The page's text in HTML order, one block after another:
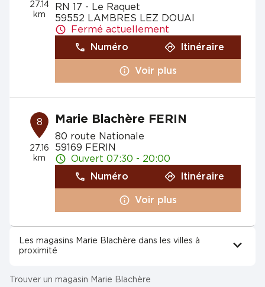
27.14
km
RN 17 - Le Raquet
59552 LAMBRES LEZ DOUAI
Fermé actuellement
Numéro
Itinéraire
Voir plus
8
27.16
km
Marie Blachère FERIN
80 route Nationale
59169 FERIN
Ouvert 07:30 - 20:00
Numéro
Itinéraire
Voir plus
Les magasins Marie Blachère dans les villes à
proximité
Trouver un magasin Marie Blachère